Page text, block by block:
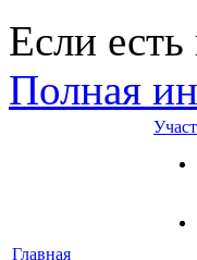
Если
Полная
Главная